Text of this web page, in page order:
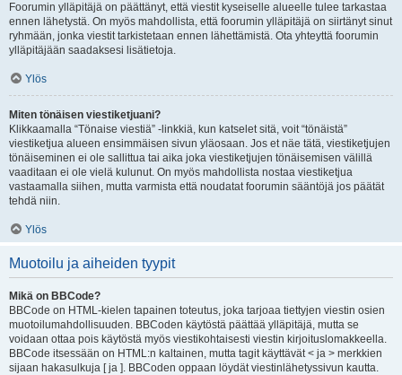
Foorumin ylläpitäjä on päättänyt, että viestit kyseiselle alueelle tulee tarkastaa
ennen lähetystä. On myös mahdollista, että foorumin ylläpitäjä on siirtänyt sinut
ryhmään, jonka viestit tarkistetaan ennen lähettämistä. Ota yhteyttä foorumin
ylläpitäjään saadaksesi lisätietoja.
Ylös
Miten tönäisen viestiketjuani?
Klikkaamalla “Tönaise viestiä” -linkkiä, kun katselet sitä, voit “tönäistä”
viestiketjua alueen ensimmäisen sivun yläosaan. Jos et näe tätä, viestiketjujen
tönäiseminen ei ole sallittua tai aika joka viestiketjujen tönäisemisen välillä
vaaditaan ei ole vielä kulunut. On myös mahdollista nostaa viestiketjua
vastaamalla siihen, mutta varmista että noudatat foorumin sääntöjä jos päätät
tehdä niin.
Ylös
Muotoilu ja aiheiden tyypit
Mikä on BBCode?
BBCode on HTML-kielen tapainen toteutus, joka tarjoaa tiettyjen viestin osien
muotoilumahdollisuuden. BBCoden käytöstä päättää ylläpitäjä, mutta se
voidaan ottaa pois käytöstä myös viestikohtaisesti viestin kirjoituslomakkeella.
BBCode itsessään on HTML:n kaltainen, mutta tagit käyttävät < ja > merkkien
sijaan hakasulkuja [ ja ]. BBCoden oppaan löydät viestinlähetyssivun kautta.